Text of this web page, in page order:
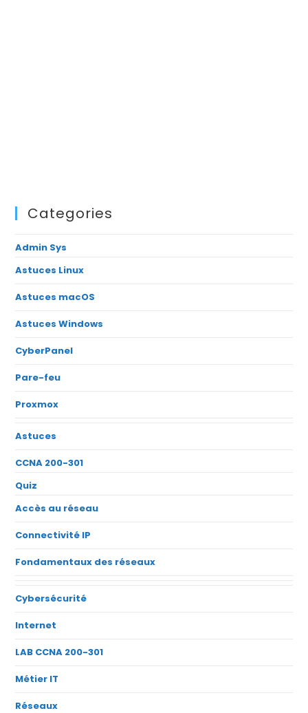
Categories
Admin Sys
Astuces Linux
Astuces macOS
Astuces Windows
CyberPanel
Pare-feu
Proxmox
Astuces
CCNA 200-301
Quiz
Accès au réseau
Connectivité IP
Fondamentaux des réseaux
Cybersécurité
Internet
LAB CCNA 200-301
Métier IT
Réseaux